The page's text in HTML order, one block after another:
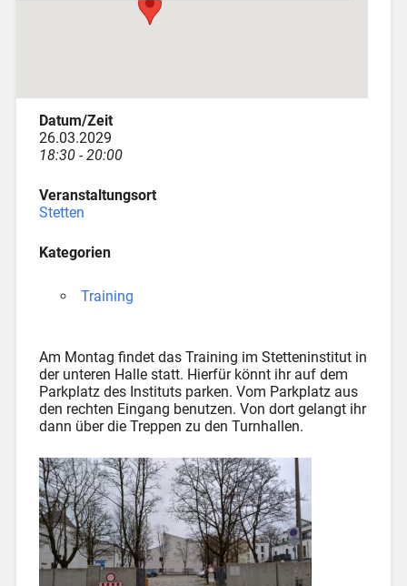
Datum/Zeit
26.03.2029
18:30 - 20:00
Veranstaltungsort
Stetten
Kategorien
Training
Am Montag findet das Training im Stetteninstitut in
der unteren Halle statt. Hierfür könnt ihr auf dem
Parkplatz des Instituts parken. Vom Parkplatz aus
den rechten Eingang benutzen. Von dort gelangt ihr
dann über die Treppen zu den Turnhallen.